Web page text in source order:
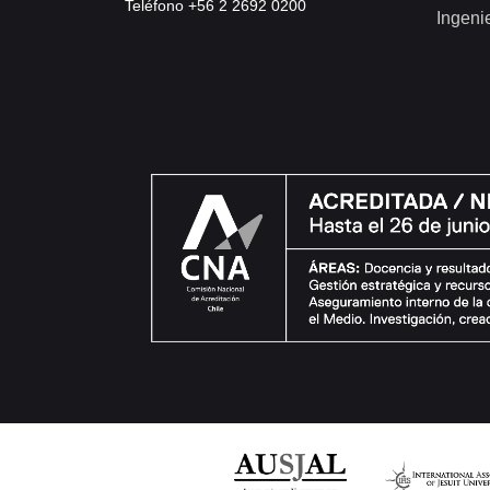
Teléfono +56 2 2692 0200